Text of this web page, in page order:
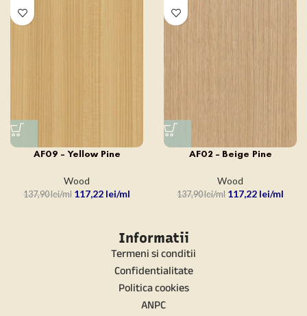
AF09 – Yellow Pine
Wood
137,90lei 117,22 lei
AF02 – Beige Pine
Wood
137,90lei 117,22 lei
Informatii
Termeni si conditii
Confidentialitate
Politica cookies
ANPC